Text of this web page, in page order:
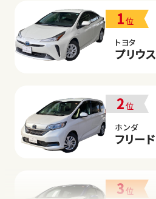
1位
トヨタ
プリウス
2位
ホンダ
フリード
3位